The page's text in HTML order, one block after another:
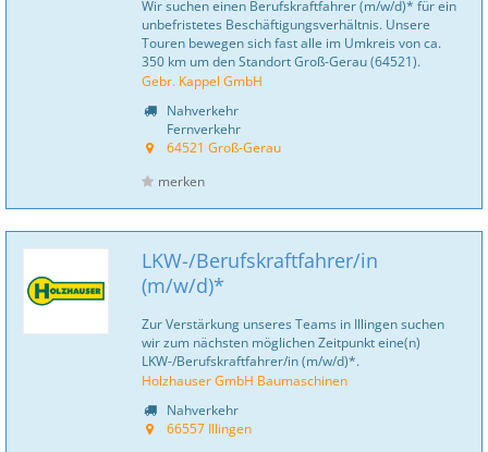
Wir suchen einen Berufskraftfahrer (m/w/d)* für ein
unbefristetes Beschäftigungsverhältnis. Unsere
Touren bewegen sich fast alle im Umkreis von ca.
350 km um den Standort Groß-Gerau (64521).
Gebr. Kappel GmbH
Nahverkehr
Fernverkehr
64521 Groß-Gerau
merken
LKW-/Berufskraftfahrer/in
(m/w/d)*
Zur Verstärkung unseres Teams in Illingen suchen
wir zum nächsten möglichen Zeitpunkt eine(n)
LKW-/Berufskraftfahrer/in (m/w/d)*.
Holzhauser GmbH Baumaschinen
Nahverkehr
66557 Illingen